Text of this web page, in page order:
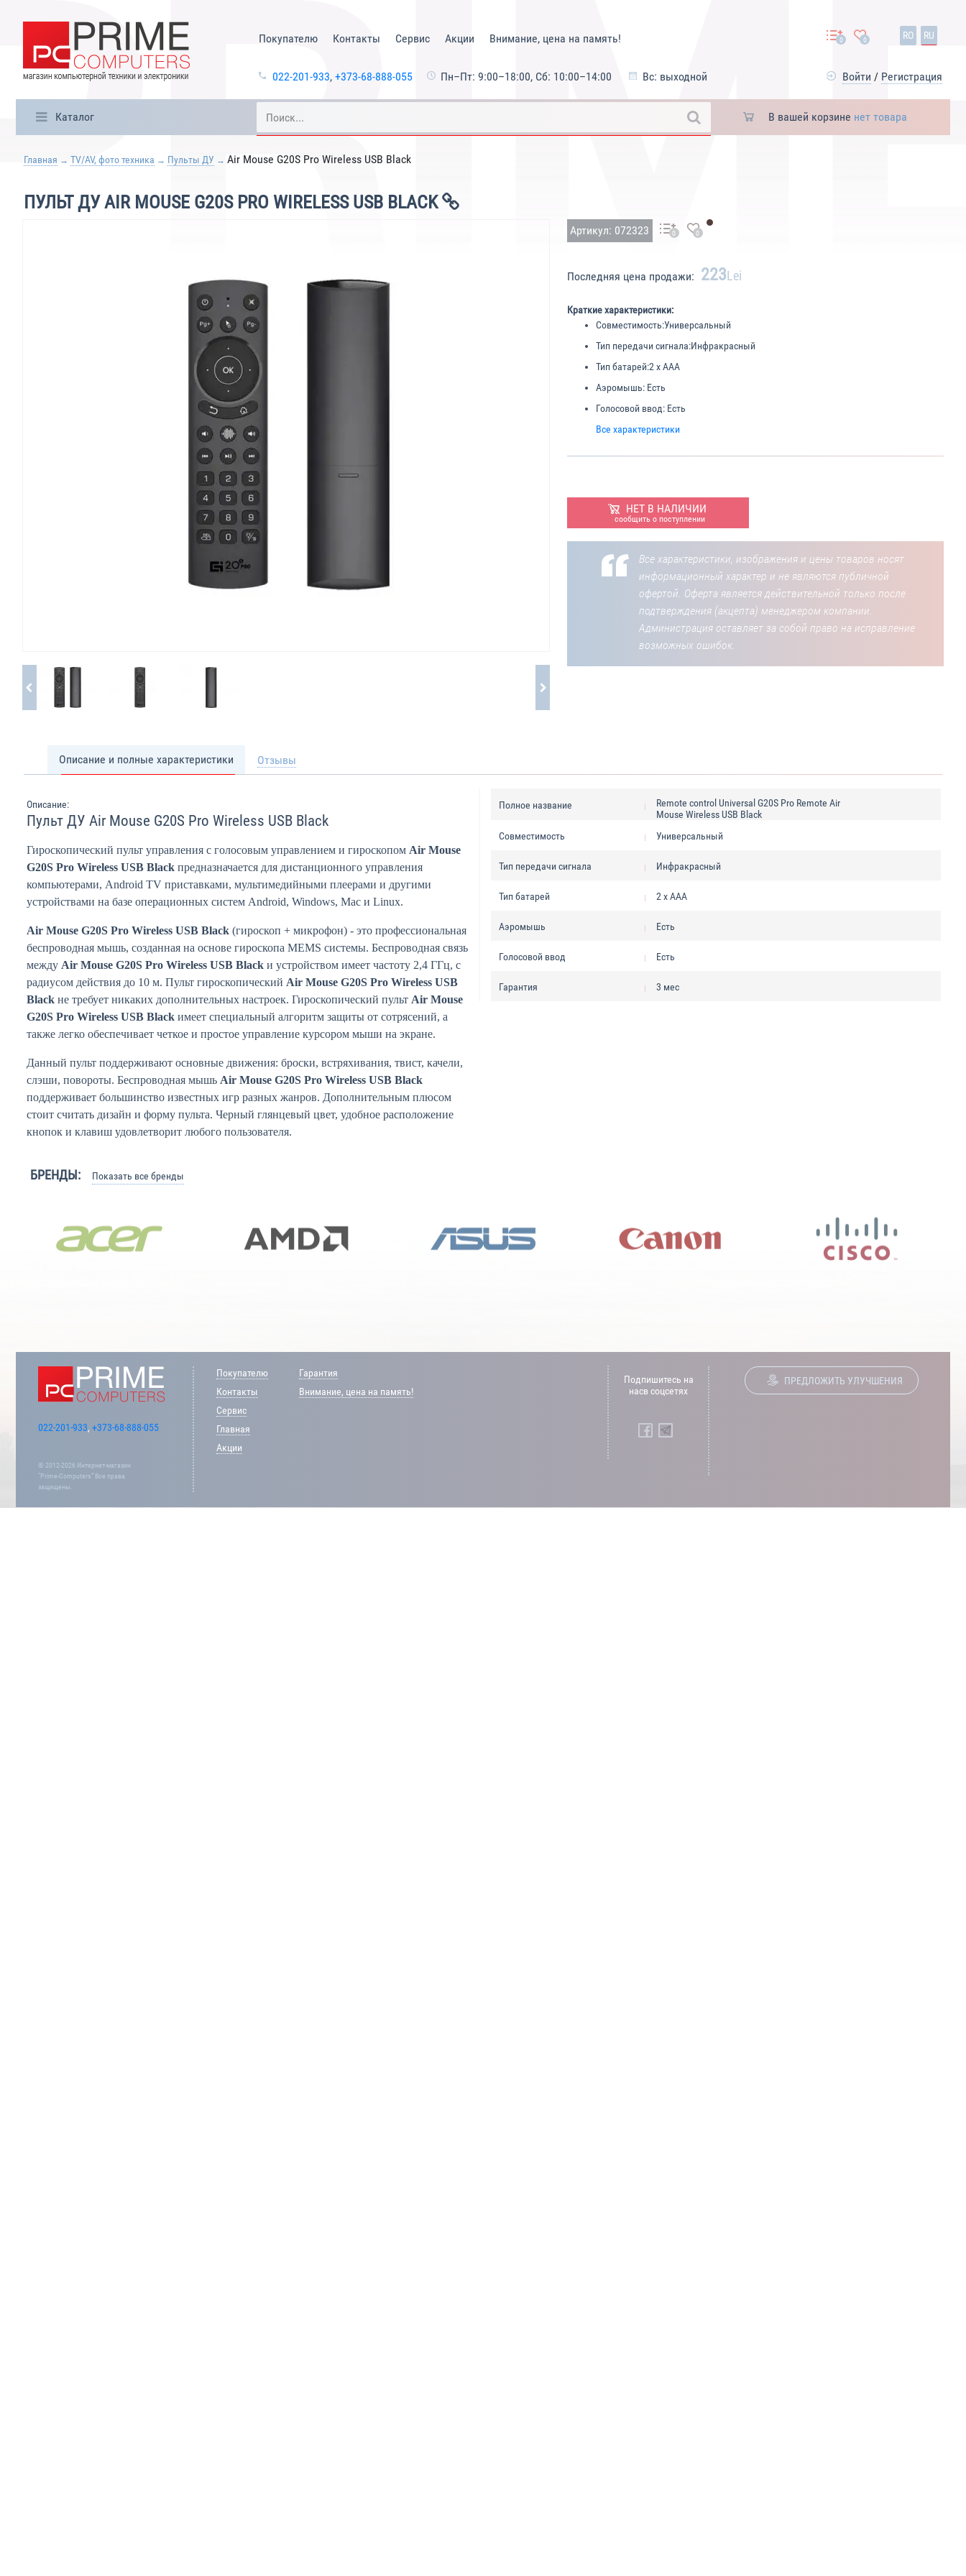
Покупателю Контакты Сервис Акции Внимание, цена на память!
022-201-933, +373-68-888-055 Пн–Пт: 9:00–18:00, Сб: 10:00–14:00 Вс: выходной
0 0 RO RU
Войти / Регистрация
Каталог В вашей корзине нет товара
Главная TV/AV, фото техника Пульты ДУ Air Mouse G20S Pro Wireless USB Black
ПУЛЬТ ДУ AIR MOUSE G20S PRO WIRELESS USB BLACK
Артикул: 072323 0 0
Последняя цена продажи: 223Lei
Краткие характеристики:
Совместимость:Универсальный
Тип передачи сигнала:Инфракрасный
Тип батарей:2 x AAA
Аэромышь:Есть
Голосовой ввод:Есть
Все характеристики
НЕТ В НАЛИЧИИ
сообщить о поступлении
Все характеристики, изображения и цены товаров носят
информационный характер и не являются публичной
офертой. Оферта является действительной только после
подтверждения (акцепта) менеджером компании.
Администрация оставляет за собой право на исправление
возможных ошибок.
Описание и полные характеристики Отзывы
Описание:
Пульт ДУ Air Mouse G20S Pro Wireless USB Black
Гироскопический пульт управления с голосовым управлением и гироскопом Air Mouse
G20S Pro Wireless USB Black предназначается для дистанционного управления
компьютерами, Android TV приставками, мультимедийными плеерами и другими
устройствами на базе операционных систем Android, Windows, Mac и Linux.
Air Mouse G20S Pro Wireless USB Black (гироскоп + микрофон) - это профессиональная
беспроводная мышь, созданная на основе гироскопа MEMS системы. Беспроводная связь
между Air Mouse G20S Pro Wireless USB Black и устройством имеет частоту 2,4 ГГц, с
радиусом действия до 10 м. Пульт гироскопический Air Mouse G20S Pro Wireless USB
Black не требует никаких дополнительных настроек. Гироскопический пульт Air Mouse
G20S Pro Wireless USB Black имеет специальный алгоритм защиты от сотрясений, а
также легко обеспечивает четкое и простое управление курсором мыши на экране.
Данный пульт поддерживают основные движения: броски, встряхивания, твист, качели,
слэши, повороты. Беспроводная мышь Air Mouse G20S Pro Wireless USB Black
поддерживает большинство известных игр разных жанров. Дополнительным плюсом
стоит считать дизайн и форму пульта. Черный глянцевый цвет, удобное расположение
кнопок и клавиш удовлетворит любого пользователя.
Полное название
Remote control Universal G20S Pro Remote Air
Mouse Wireless USB Black
Совместимость
Универсальный
Тип передачи сигнала Инфракрасный
Тип батарей 2 x AAA
Аэромышь Есть
Голосовой ввод Есть
Гарантия 3 мес
БРЕНДЫ: Показать все бренды
022-201-933, +373-68-888-055
© 2012-2026 Интернет-магазин
“Prime-Computers” Все права
защищены.
Покупателю
Контакты
Сервис
Главная
Акции
Гарантия
Внимание, цена на память!
Подпишитесь на
насв соцсетях
ПРЕДЛОЖИТЬ УЛУЧШЕНИЯ